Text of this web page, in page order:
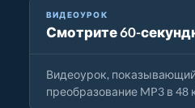
ВИДЕОУРОК
Смотрите 60-
Как конвертировать
Видеоурок,
преобразование MP3 в